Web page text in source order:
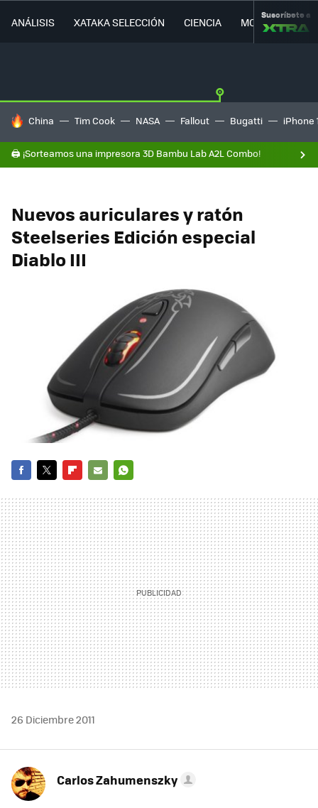
ANÁLISIS XATAKA SELECCIÓN CIENCIA MOVILIDAD
Suscríbete a
HOY SE HABLA DE
China Tim Cook NASA Fallout Bugatti iPhone
🖨️ ¡Sorteamos una impresora 3D Bambu Lab A2L Combo!
Nuevos auriculares y ratón
Steelseries Edición especial
Diablo III
MAIL
26 Diciembre 2011
Carlos Zahumenszky